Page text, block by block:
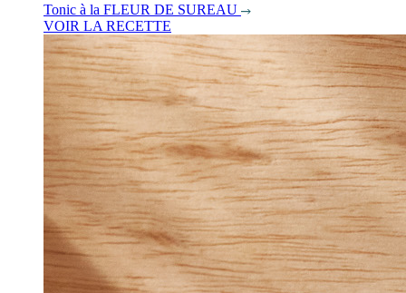
Tonic à la FLEUR DE SUREAU
VOIR LA RECETTE